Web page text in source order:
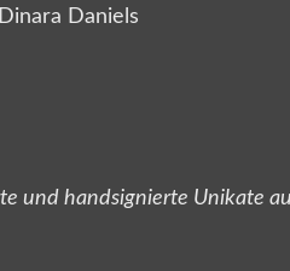
Dinara Daniels